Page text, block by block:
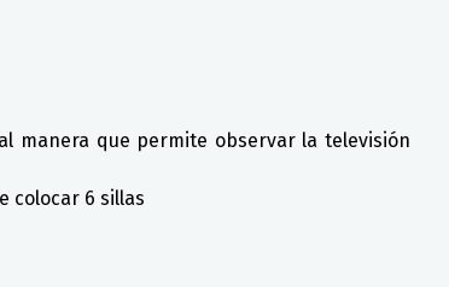
manera que permite observar la televisión
colocar 6 sillas